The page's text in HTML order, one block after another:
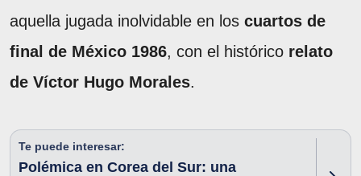
aquella jugada inolvidable en los cuartos de
final de México 1986, con el histórico relato
de Víctor Hugo Morales.
Te puede interesar:
Polémica en Corea del Sur: una